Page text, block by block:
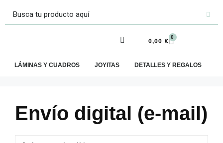
0,00 €
0
LÁMINAS Y CUADROS JOYITAS DETALLES Y REGALOS
Envío digital (e-mail)